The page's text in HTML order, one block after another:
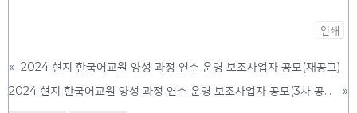
인쇄
« 2024 현지 한국어교원 양성 과정 연수 운영 보조사업자 공모(재공고)
2024 현지 한국어교원 양성 과정 연수 운영 보조사업자 공모(3차 공고)
»